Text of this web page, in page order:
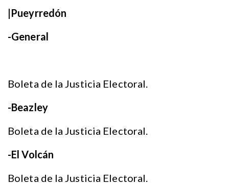
|Pueyrredón
-General
Boleta de la Justicia Electoral.
-Beazley
Boleta de la Justicia Electoral.
-El Volcán
Boleta de la Justicia Electoral.